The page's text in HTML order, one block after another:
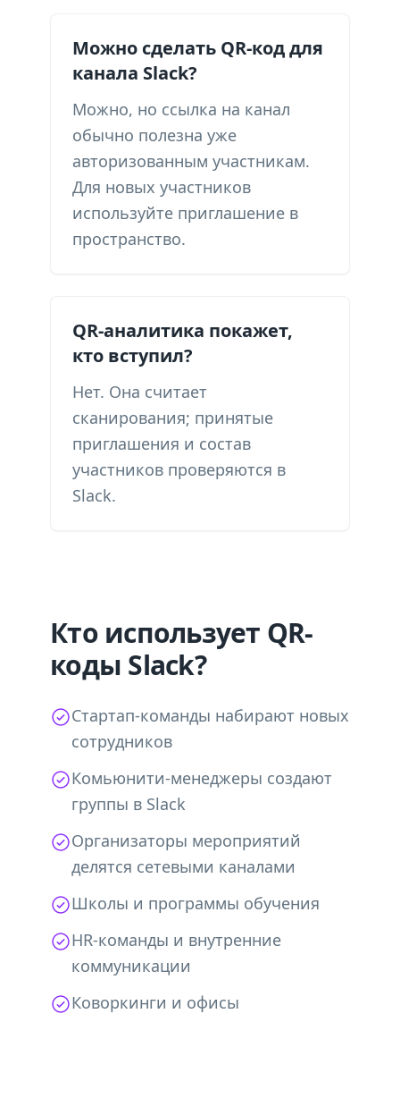
Можно сделать QR-код для
канала Slack?
Можно, но ссылка на канал
обычно полезна уже
авторизованным участникам.
Для новых участников
используйте приглашение в
пространство.
QR-аналитика покажет,
кто вступил?
Нет. Она считает
сканирования; принятые
приглашения и состав
участников проверяются в
Slack.
Кто использует QR-
коды Slack?
Стартап-команды набирают новых
сотрудников
Комьюнити-менеджеры создают
группы в Slack
Организаторы мероприятий
делятся сетевыми каналами
Школы и программы обучения
HR-команды и внутренние
коммуникации
Коворкинги и офисы